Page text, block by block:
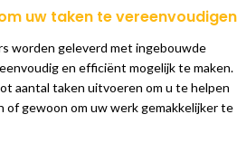
uw taken te vereenvoudigen
worden geleverd met ingebouwde
en efficiënt mogelijk te maken.
aantal taken uitvoeren om u te helpen
gewoon om uw werk gemakkelijker te